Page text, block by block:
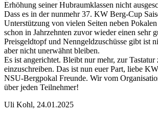
Erhöhung seiner Hubraumklassen nicht
Dass es in der nunmehr 37. KW Berg-Cup
Unterstützung von vielen Seiten neben
schon in Jahrzehnten zuvor wieder einen sehr
Preisgeldtopf und Nenngeldzuschüsse gibt ist
aber nicht unerwähnt bleiben.
Es ist angerichtet. Bleibt nur mehr, zur Tastatur
einzuschreiben. Das ist nun euer Part, liebe
NSU-Bergpokal Freunde. Wir vom
über jeden Teilnehmer!
Uli Kohl, 24.01.2025